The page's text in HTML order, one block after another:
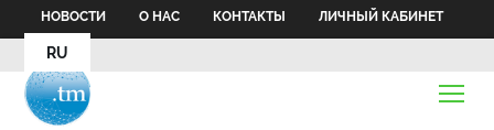
НОВОСТИ О НАС КОНТАКТЫ ЛИЧНЫЙ КАБИНЕТ
RU